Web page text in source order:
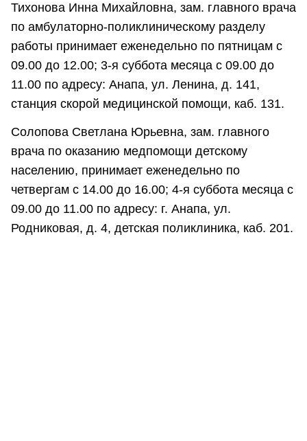
Тихонова Инна Михайловна, зам. главного врача
по амбулаторно-поликлиническому разделу
работы принимает еженедельно по пятницам с
09.00 до 12.00; 3-я суббота месяца с 09.00 до
11.00 по адресу: Анапа, ул. Ленина, д. 141,
станция скорой медицинской помощи, каб. 131.
Солопова Светлана Юрьевна, зам. главного
врача по оказанию медпомощи детскому
населению, принимает еженедельно по
четвергам с 14.00 до 16.00; 4-я суббота месяца с
09.00 до 11.00 по адресу: г. Анапа, ул.
Родниковая, д. 4, детская поликлиника, каб. 201.